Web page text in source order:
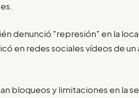
denunció "represión" en la
en redes sociales vídeos de
bloqueos y limitaciones en la